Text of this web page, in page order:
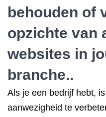
behouden of
opzichte van
websites in
branche..
Als je een bedrijf hebt,
aanwezigheid te